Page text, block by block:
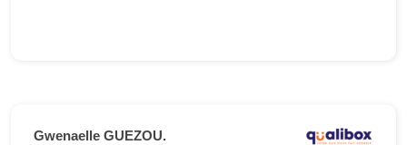
Gwenaelle GUEZOU.